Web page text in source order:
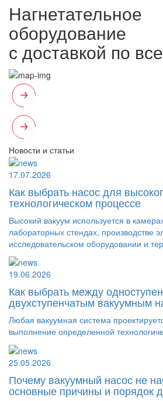
Нагнетательное
оборудование
с доставкой по
Новости и статьи
17.07.2026
Как выбрать насос для
технологическом процессе
Высокий вакуум используется в
лабораторных стендах, производстве
исследовательском оборудовании и
19.06.2026
Как выбрать между
двухступенчатым вакуумным
Любая вакуумная система
выполнение определенной
25.05.2026
Почему вакуумный насос не
основные причины и порядок